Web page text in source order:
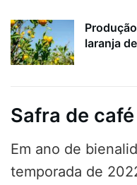
laranja
Safra de
Em ano de
temporada de